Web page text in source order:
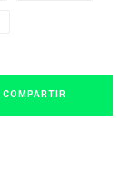
COMPARTIR